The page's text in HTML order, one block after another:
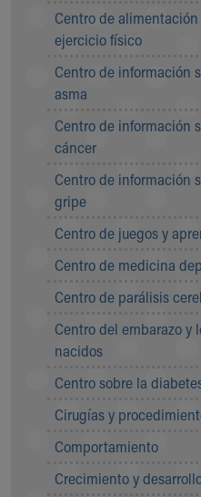
Symptom Checker
Financial Services
Price Estimates
Family Supports
Sports Health Services
New Parents
Find a Pediatrics
MyChart
Make an Appointment
Breastfeeding
Safe Sleep for Babies
Safe Sleep
Who We Are
Building a Brighter Future
Our Mission, Vision, Promise
Community Mission
Connect With Us
Our Culture of Caring
Centro de alimentación
ejercicio físico
Centro de información
asma
Centro de información
cáncer
Centro de información
gripe
Centro de juegos y
Centro de medicina
Centro de parálisis
Centro del embarazo y
nacidos
Centro sobre la
Cirugías y
Comportamiento
Crecimiento y